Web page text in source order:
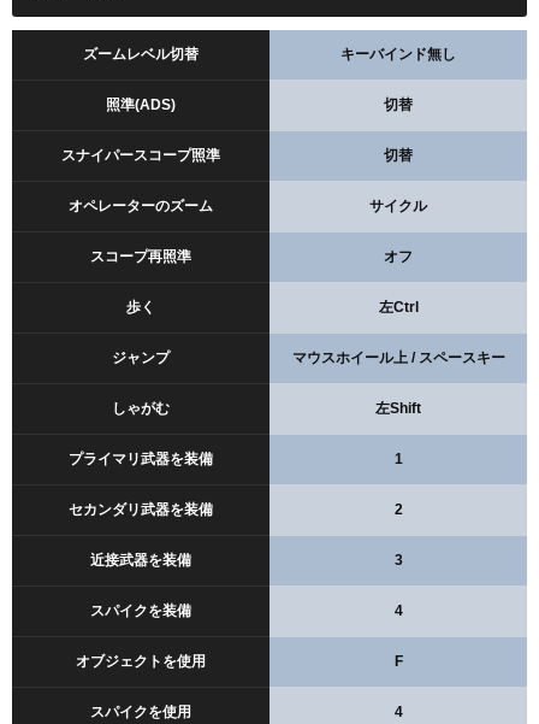
ズームレベル切替 キーバインド無し
照準(ADS) 切替
スナイパースコープ照準 切替
オペレーターのズーム サイクル
スコープ再照準 オフ
歩く 左Ctrl
ジャンプ マウスホイール上 / スペースキー
しゃがむ 左Shift
プライマリ武器を装備 1
セカンダリ武器を装備 2
近接武器を装備 3
スパイクを装備 4
オブジェクトを使用 F
スパイクを使用 4